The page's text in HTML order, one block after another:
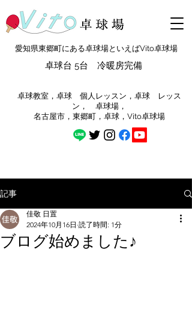
愛知県東郷町にある卓球場といえばVito卓球場
卓球台 5台 冷暖房完備
​卓球教室，卓球 個人レッスン，卓球 レッス
ン， 卓球場，
​名古屋市，東郷町，卓球，Vito卓球場
記事
ブログ始めました♪
佳敬 日置
2024年10月16日 読了時間: 1分